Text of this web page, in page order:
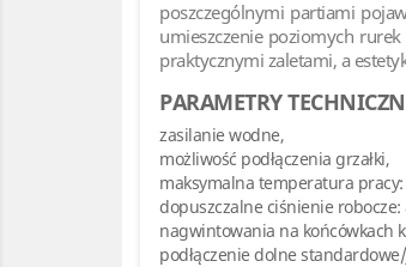
poszczególnymi partiami
umieszczenie poziomych
praktycznymi zaletami, a
PARAMETRY
zasilanie wodne,
możliwość podłączenia grzałki,
maksymalna temperatura pracy:
dopuszczalne ciśnienie robocze:
nagwintowania na końcówkach
podłączenie dolne